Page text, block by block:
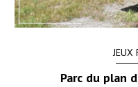
JEUX
Parc du plan